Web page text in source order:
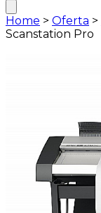
Home > Oferta >
Scanstation Pro